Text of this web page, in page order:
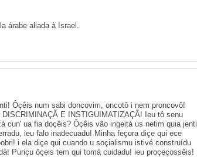
árabe aliada à Israel.
Ôçêis num sabi doncovim, oncotô i nem proncovô!
E INSTIGUIMATIZAÇÃ! Ieu tô senu
cun' ua fia doçêis? Ôçêis vão ingeitá us netim quia jenti
ieu falo inadecuadu! Minha feçora diçe qui ece
i ela diçe qui cuando u soçialismu istivé construídu
Puriçu ôçeis tem qui tomá cuidadu! ieu proçeçossêis!